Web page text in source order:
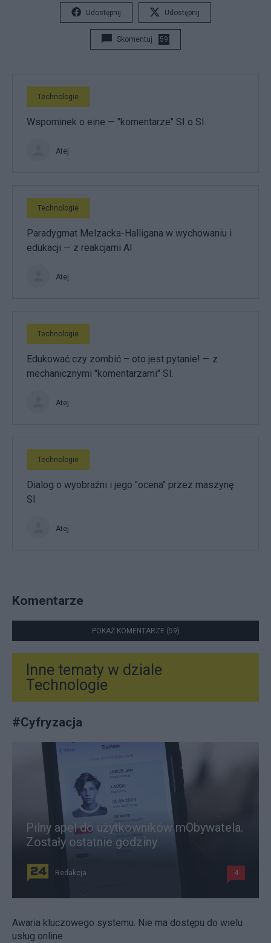
Udostępnij Udostępnij
Skomentuj 59
Technologie
Wspominek o eine — "komentarze" SI o SI
Atej
Technologie
Paradygmat Melzacka-Halligana w wychowaniu i
edukacji — z reakcjami AI
Atej
Technologie
Edukować czy zombić – oto jest pytanie! — z
mechanicznymi "komentarzami" SI.
Atej
Technologie
Dialog o wyobraźni i jego "ocena" przez maszynę
SI
Atej
Komentarze
POKAŻ KOMENTARZE (59)
Inne tematy w dziale
Technologie
#Cyfryzacja
Pilny apel do użytkowników mObywatela.
Zostały ostatnie godziny
Redakcja 4
Awaria kluczowego systemu. Nie ma dostępu do wielu
usług online